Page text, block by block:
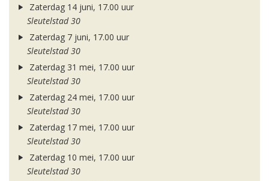
Zaterdag 14 juni, 17.00 uur
Sleutelstad 30
Zaterdag 7 juni, 17.00 uur
Sleutelstad 30
Zaterdag 31 mei, 17.00 uur
Sleutelstad 30
Zaterdag 24 mei, 17.00 uur
Sleutelstad 30
Zaterdag 17 mei, 17.00 uur
Sleutelstad 30
Zaterdag 10 mei, 17.00 uur
Sleutelstad 30